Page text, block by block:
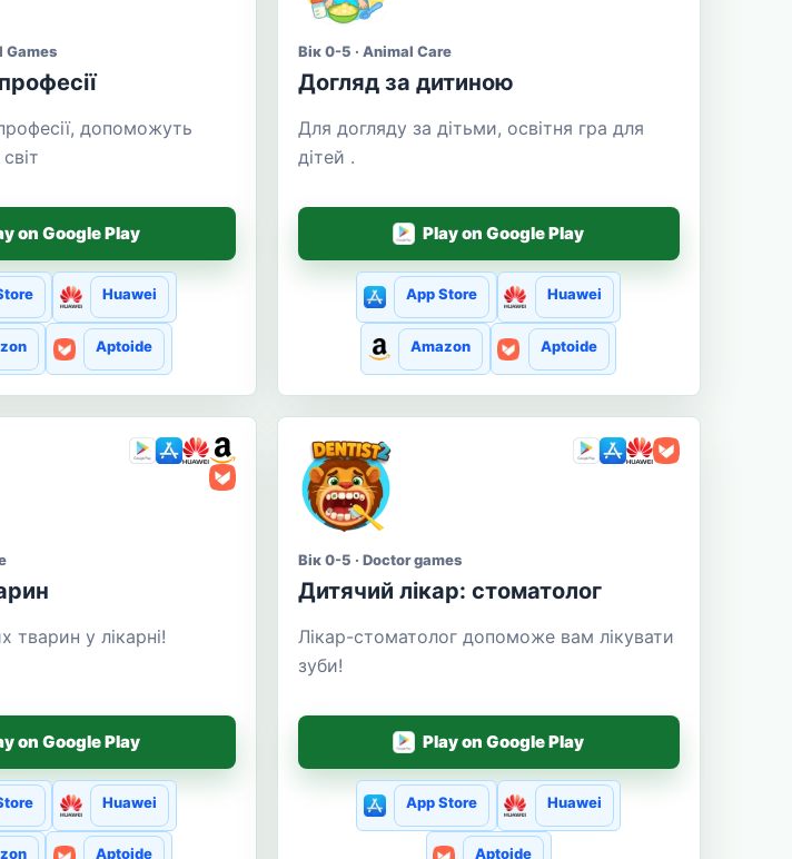
Games
допоможуть
on Google Play
Huawei
Aptoide
Вік 0-5 · Animal Care
Догляд за дитиною
Для догляду за дітьми, освітня гра для
дітей .
Play on Google Play
App Store Huawei
Amazon Aptoide
тварин у лікарні!
on Google Play
Huawei
Aptoide
Вік 0-5 · Doctor games
Дитячий лікар: стоматолог
Лікар-стоматолог допоможе вам лікувати
зуби!
Play on Google Play
App Store Huawei
Aptoide